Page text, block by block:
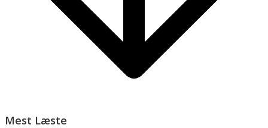
Mest Læste